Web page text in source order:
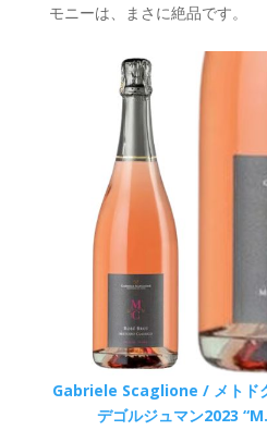
モニーは、まさに絶品です。
Gabriele Scaglione / メトド
デゴルジュマン2023